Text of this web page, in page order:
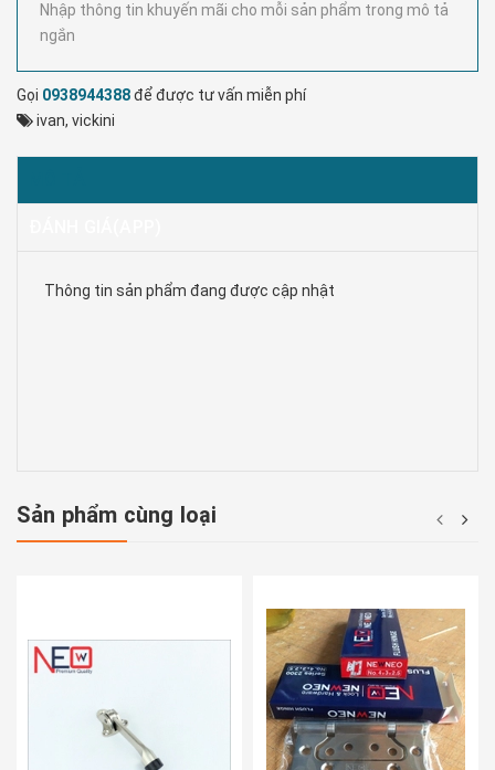
Nhập thông tin khuyến mãi cho mỗi sản phẩm trong mô tả
ngắn
Gọi 0938944388để được tư vấn miễn phí
ivan, vickini
Thông tin sản phẩm đang được cập nhật
Sản phẩm cùng loại